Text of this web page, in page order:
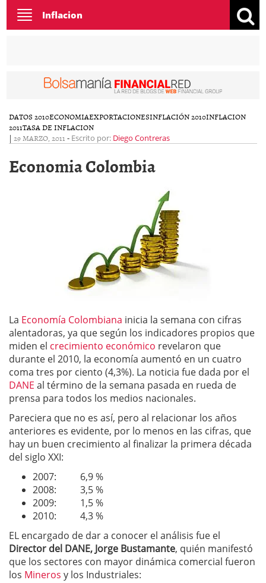
Toggle
navigation
Inflacion
DATOS 2010ECONOMIAEXPORTACIONESINFLACIÓN 2010INFLACION
2011TASA DE INFLACION
| 29 MARZO, 2011 - Escrito por: Diego Contreras
Economia Colombia
La Economía Colombiana inicia la semana con cifras
alentadoras, ya que según los indicadores propios que
miden el crecimiento económico revelaron que
durante el 2010, la economía aumentó en un cuatro
coma tres por ciento (4,3%). La noticia fue dada por el
DANE al término de la semana pasada en rueda de
prensa para todos los medios nacionales.
Pareciera que no es así, pero al relacionar los años
anteriores es evidente, por lo menos en las cifras, que
hay un buen crecimiento al finalizar la primera década
del siglo XXI:
2007: 6,9 %
2008: 3,5 %
2009: 1,5 %
2010: 4,3 %
EL encargado de dar a conocer el análisis fue el
Director del DANE, Jorge Bustamante, quién manifestó
que los sectores con mayor dinámica comercial fueron
los Mineros y los Industriales: